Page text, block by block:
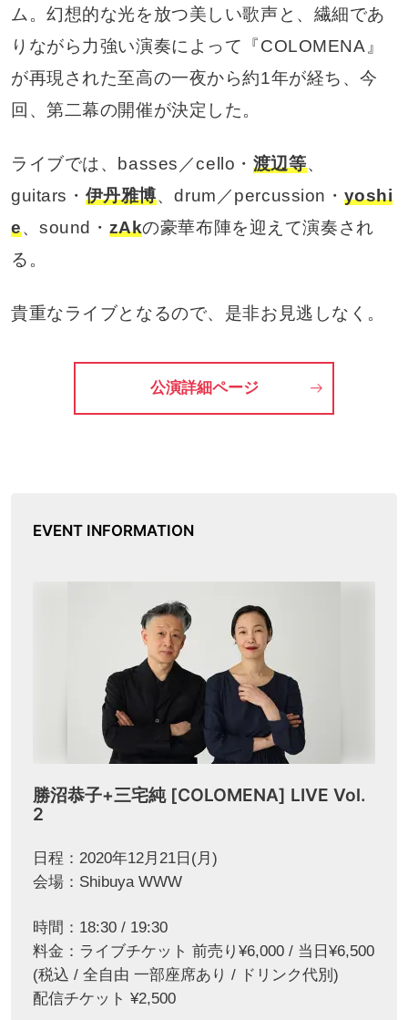
ム。幻想的な光を放つ美しい歌声と、繊細であ
りながら力強い演奏によって『COLOMENA』
が再現された至高の一夜から約1年が経ち、今
回、第二幕の開催が決定した。
ライブでは、basses／cello・ 渡辺等、
guitars・ 伊丹雅博、drum／percussion・ yoshi
e、sound・ zAkの豪華布陣を迎えて演奏され
る。
貴重なライブとなるので、是非お見逃しなく。
公演詳細ページ
EVENT INFORMATION
勝沼恭子+三宅純 [COLOMENA] LIVE Vol.
2
日程：2020年12月21日(月)
会場：Shibuya WWW
時間：18:30 / 19:30
料金：ライブチケット 前売り¥6,000 / 当日¥6,500
(税込 / 全自由 一部座席あり / ドリンク代別)
配信チケット ¥2,500